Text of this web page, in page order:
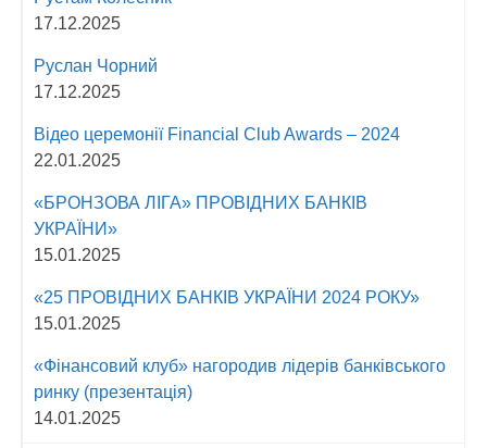
17.12.2025
Руслан Чорний
17.12.2025
Відео церемонії Fіnancial Сlub Awards – 2024
22.01.2025
«БРОНЗОВА ЛІГА» ПРОВІДНИХ БАНКІВ
УКРАЇНИ»
15.01.2025
«25 ПРОВІДНИХ БАНКІВ УКРАЇНИ 2024 РОКУ»
15.01.2025
«Фінансовий клуб» нагородив лідерів банківського
ринку (презентація)
14.01.2025